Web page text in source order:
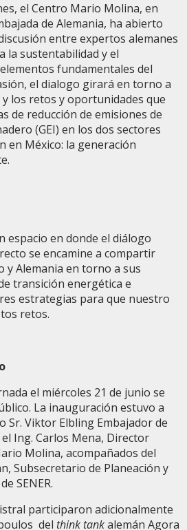
el Centro Mario Molina, en
de Alemania, ha abierto
entre expertos alemanes
la sustentabilidad y el
fundamentales del
el dialogo girará en torno a
los retos y oportunidades que
de reducción de emisiones de
(GEI) en los dos sectores
en México: la generación
espacio en donde el diálogo
se encamine a compartir
y Alemania en torno a sus
transición energética e
estrategias para que nuestro
retos.
el miércoles 21 de junio se
La inauguración estuvo a
Sr. Viktor Elbling Embajador de
Ing. Carlos Mena, Director
Molina, acompañados del
Subsecretario de Planeación y
SENER.
participaron adicionalmente
del think tankalemán Agora